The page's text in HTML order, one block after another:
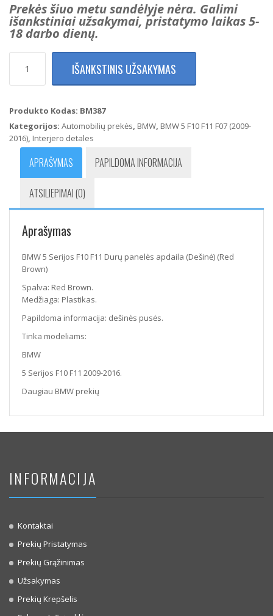
Prekės šiuo metu sandėlyje nėra. Galimi
išankstiniai užsakymai, pristatymo laikas 5-
18 darbo dienų.
kiekis:
Serijos
F11
Durų
apdaila
(Dešinė)
IŠANKSTINIS UŽSAKYMAS
Produkto Kodas: BM387
Kategorijos: Automobilių prekės, BMW, BMW 5 F10 F11 F07 (2009-
2016), Interjero detales
APRAŠYMAS PAPILDOMA INFORMACIJA
ATSILIEPIMAI (0)
Aprašymas
BMW 5 Serijos F10 F11 Durų panelės apdaila (Dešinė) (Red
Brown)
Spalva: Red Brown.
Medžiaga: Plastikas.
Papildoma informacija: dešinės pusės.
Tinka modeliams:
BMW
5 Serijos F10 F11 2009-2016.
Daugiau BMW prekių
INFORMACIJA
Kontaktai
Prekių Pristatymas
Prekių Grąžinimas
Užsakymas
Prekių Krepšelis